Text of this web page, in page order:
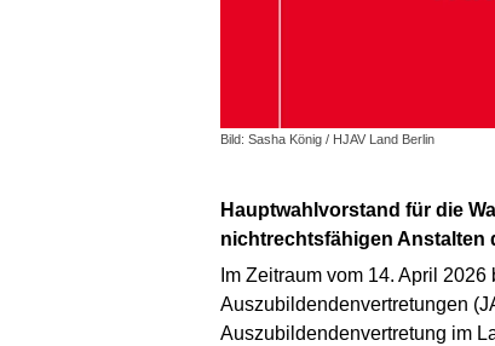
Bild: Sasha König / HJAV Land Berlin
Hauptwahlvorstand für die Wahl der Haupt-Jugend- und Auszubildendenvertretung für die Behörden, Gerichte und
nichtrechtsfähigen Anstalten
Im Zeitraum vom 14. April
Auszubildendenvertretungen
Auszubildendenvertretung im